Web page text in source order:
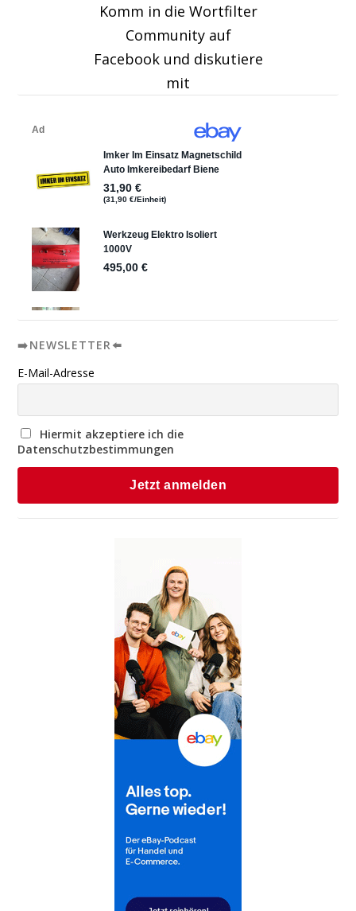
Komm in die Wortfilter
Community auf
Facebook und diskutiere
mit
➡️NEWSLETTER⬅️
E-Mail-Adresse
Hiermit akzeptiere ich die
Datenschutzbestimmungen